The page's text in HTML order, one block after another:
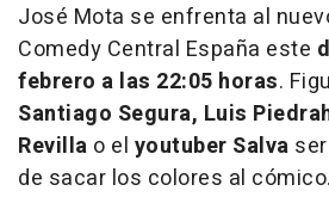
José Mota se enfrenta al
Comedy Central España este
febrero a las 22:05 horas.
Santiago Segura, Luis
Revilla o el youtuber Salva
de sacar los colores al cómico.